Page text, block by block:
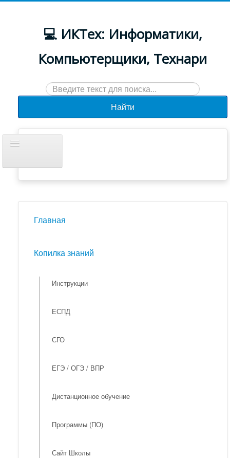
💻 ИКТех: Информатики,
Компьютерщики, Технари
Искать...
Найти
навигацию
Новости
Главная
Копилка знаний
Инструкции
ЕСПД
СГО
ЕГЭ / ОГЭ / ВПР
Дистанционное обучение
Программы (ПО)
Сайт Школы